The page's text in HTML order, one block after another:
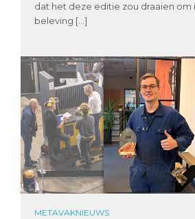
dat het deze editie zou draaien om
beleving […]
METAVAKNIEUWS